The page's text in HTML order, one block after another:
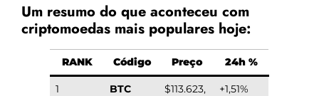
Um resumo do que aconteceu com
criptomoedas mais populares hoje:
RANK Código Preço 24h %
1 BTC
$113.623,
+1,51%